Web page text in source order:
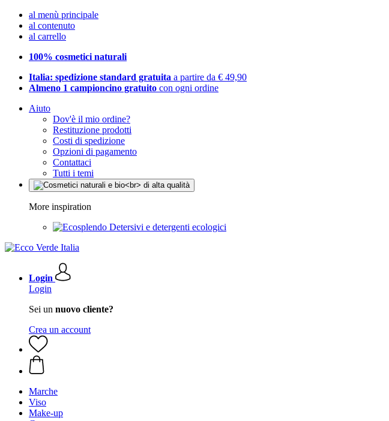
al menù principale
al contenuto
al carrello
100% cosmetici naturali
Italia: spedizione standard gratuita a partire da € 49,90
Almeno 1 campioncino gratuito con ogni ordine
Aiuto
Dov'è il mio ordine?
Restituzione prodotti
Costi di spedizione
Opzioni di pagamento
Contattaci
Tutti i temi
More inspiration
Detersivi e detergenti ecologici
Login
Login
Sei un nuovo cliente?
Crea un account
Marche
Viso
Make-up